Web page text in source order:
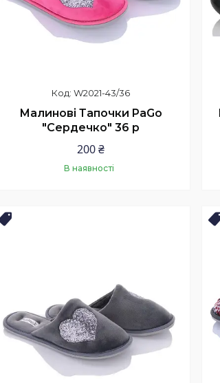
W2021-43/36
Малинові Тапочки PaGo
"Сердечко" 36 р
200 ₴
В наявності